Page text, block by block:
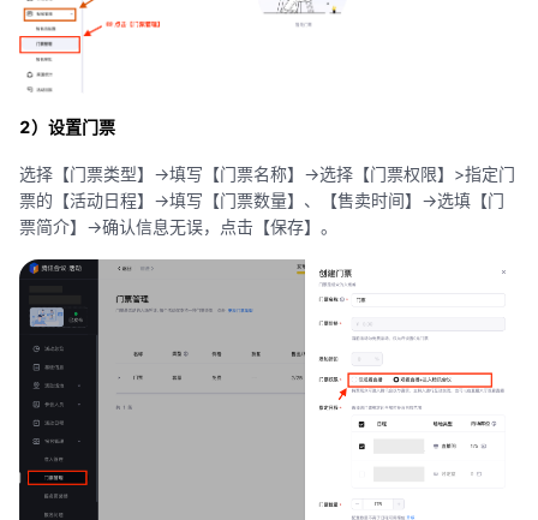
2）设置门票
选择【门票类型】->填写【门票名称】->选择【门票权限】>指定门
票的【活动日程】->填写【门票数量】、【售卖时间】->选填【门
票简介】->确认信息无误，点击【保存】。